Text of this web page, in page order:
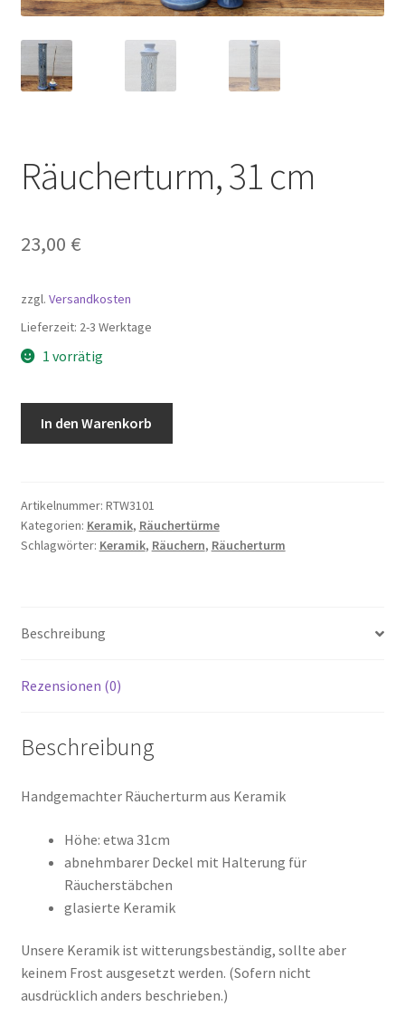
Räucherturm, 31 cm
23,00 €
zzgl. Versandkosten
Lieferzeit: 2-3 Werktage
1 vorrätig
In den Warenkorb
Artikelnummer: RTW3101
Kategorien: Keramik, Räuchertürme
Schlagwörter: Keramik, Räuchern, Räucherturm
Beschreibung
Rezensionen (0)
Beschreibung
Handgemachter Räucherturm aus Keramik
Höhe: etwa 31cm
abnehmbarer Deckel mit Halterung für
Räucherstäbchen
glasierte Keramik
Unsere Keramik ist witterungsbeständig, sollte aber
keinem Frost ausgesetzt werden. (Sofern nicht
ausdrücklich anders beschrieben.)